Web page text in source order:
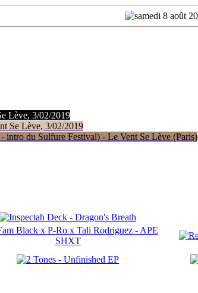
Lève, 3/02/2019
Se Lève, 3/02/2019
du Sulfure Festival) - Le Vent Se Lève (Paris)